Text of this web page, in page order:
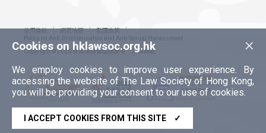
×
Cookies on hklawsoc.org.hk
We employ cookies to improve user experience. By
accessing the website of The Law Society of Hong Kong,
you will be providing your consent to our use of cookies.
I ACCEPT COOKIES FROM THIS SITE ✓
使用條款 網頁地圖
私隱政策
Policy on Anti-Discrimination and Anti-Sexual Harassment
Copyright © 2026 香港律師會版權所有，不得轉載